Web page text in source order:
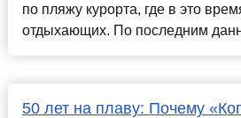
по пляжу курорта, где в это
отдыхающих. По последним
50 лет на плаву: Почему